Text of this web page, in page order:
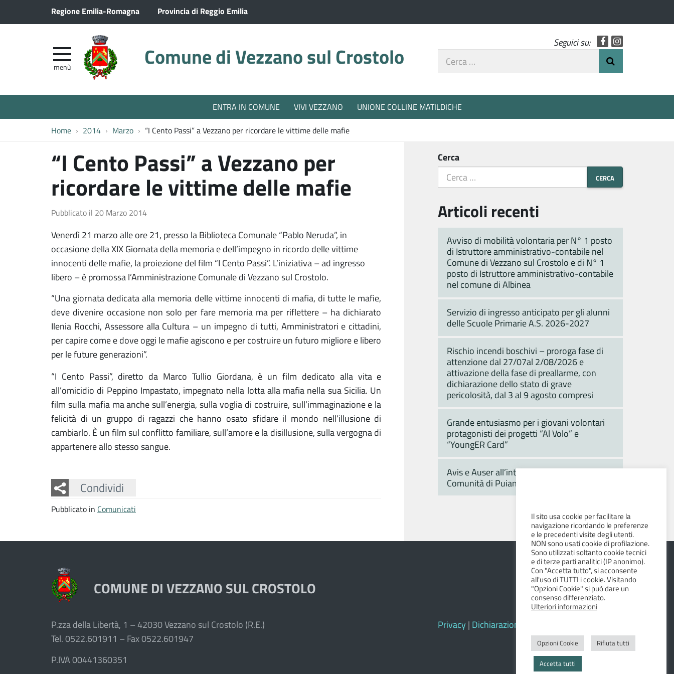
Regione Emilia-Romagna Provincia di Reggio Emilia
Comune di Vezzano sul Crostolo
menù
Seguici su: Facebook
Cerca
ENTRA IN COMUNE VIVI VEZZANO UNIONE COLLINE MATILDICHE
Home 2014 Marzo “I Cento Passi” a Vezzano per ricordare le vittime delle mafie
“I Cento Passi” a Vezzano per
ricordare le vittime delle mafie
Pubblicato il 20 Marzo 2014
Venerdì 21 marzo alle ore 21, presso la Biblioteca Comunale “Pablo Neruda”, in
occasione della XIX Giornata della memoria e dell’impegno in ricordo delle vittime
innocenti delle mafie, la proiezione del film “I Cento Passi”. L’iniziativa – ad ingresso
libero – è promossa l’Amministrazione Comunale di Vezzano sul Crostolo.
“Una giornata dedicata alla memoria delle vittime innocenti di mafia, di tutte le mafie,
deve divenire occasione non solo per fare memoria ma per riflettere – ha dichiarato
Ilenia Rocchi, Assessore alla Cultura – un impegno di tutti, Amministratori e cittadini,
per capire come e dove oggi le mafie agiscono e per costruire un futuro migliore e libero
per le future generazioni”.
“I Cento Passi”, diretto da Marco Tullio Giordana, è un film dedicato alla vita e
all’omicidio di Peppino Impastato, impegnato nella lotta alla mafia nella sua Sicilia. Un
film sulla mafia ma anche sull’energia, sulla voglia di costruire, sull’immaginazione e la
felicità di un gruppo di ragazzi che hanno osato sfidare il mondo nell’illusione di
cambiarlo. È un film sul conflitto familiare, sull’amore e la disillusione, sulla vergogna di
appartenere allo stesso sangue.
Condividi
Facebook
Twitter
Whatsapp
Pubblicato in Comunicati
Cerca
Articoli recenti
Avviso di mobilità volontaria per N° 1 posto
di Istruttore amministrativo-contabile nel
Comune di Vezzano sul Crostolo e di N° 1
posto di Istruttore amministrativo-contabile
nel comune di Albinea
Servizio di ingresso anticipato per gli alunni
delle Scuole Primarie A.S. 2026-2027
Rischio incendi boschivi – proroga fase di
attenzione dal 27/07al 2/08/2026 e
attivazione della fase di preallarme, con
dichiarazione dello stato di grave
pericolosità, dal 3 al 9 agosto compresi
Grande entusiasmo per i giovani volontari
protagonisti dei progetti “Al Volo” e
“YoungER Card”
Avis e Auser all’interno della Casa della
Comunità di Puianello
COMUNE DI VEZZANO SUL CROSTOLO
P.zza della Libertà, 1 – 42030 Vezzano sul Crostolo (R.E.)
Tel. 0522.601911 – Fax 0522.601947
P.IVA 00441360351
Privacy | Dichiarazione di accessibilità e feedback
Il sito usa cookie per facilitare la
navigazione ricordando le preferenze
e le precedenti visite degli utenti.
NON sono usati cookie di profilazione.
Sono utilizzati soltanto cookie tecnici
e di terze parti analitici (IP anonimo).
Con "Accetta tutto", si acconsente
all'uso di TUTTI i cookie. Visitando
"Opzioni Cookie" si può dare un
consenso differenziato.
Ulteriori informazioni
Opzioni Cookie Rifiuta tutti
Accetta tutti